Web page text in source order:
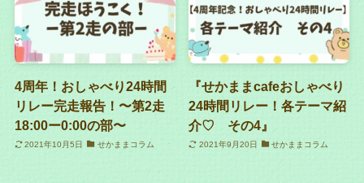
4周年！おしゃべり24時間
リレー完走報告！〜第2走
18:00ー0:00の部〜
2021年10月5日 せかままコラム
『せかままcafeおしゃべり
24時間リレー！各テーマ紹
介♡ その4』
2021年9月20日 せかままコラム